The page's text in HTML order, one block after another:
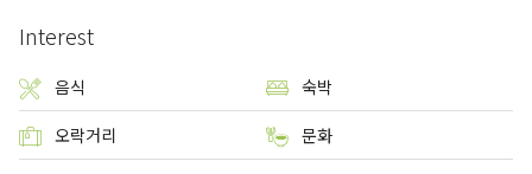
Interest
음식 숙박
오락거리 문화